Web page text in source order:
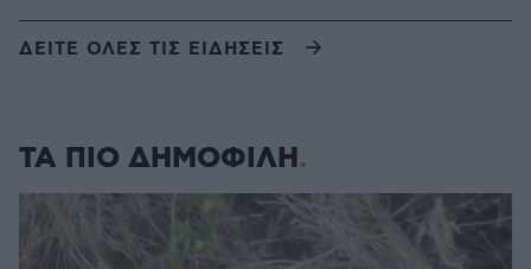
ΔΕΙΤΕ ΟΛΕΣ ΤΙΣ ΕΙΔΗΣΕΙΣ
ΤΑ ΠΙΟ ΔΗΜΟΦΙΛΗ